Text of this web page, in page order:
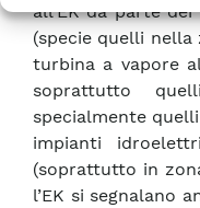
all’EK da parte
(specie quelli
turbina a vapore
soprattutto
specialmente
impianti
(soprattutto in
l’EK si segnalano